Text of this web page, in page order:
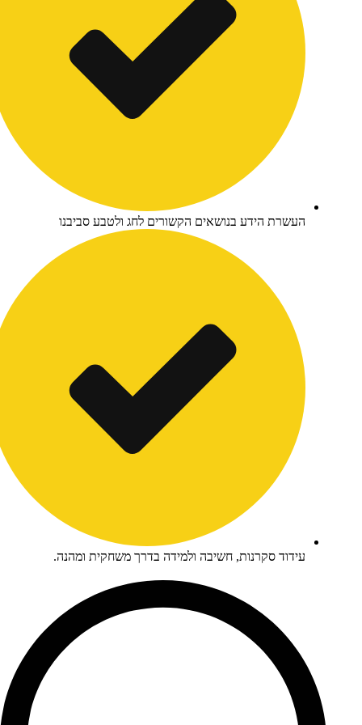
הידע בנושאים הקשורים לחג ולטבע סביבנו
סקרנות, חשיבה ולמידה בדרך משחקית ומהנה.